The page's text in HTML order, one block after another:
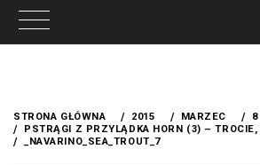
treści
STRONA GŁÓWNA 2015 MARZEC
8
PSTRĄGI Z PRZYLĄDKA HORN (3) –
_NAVARINO_SEA_TROUT_7